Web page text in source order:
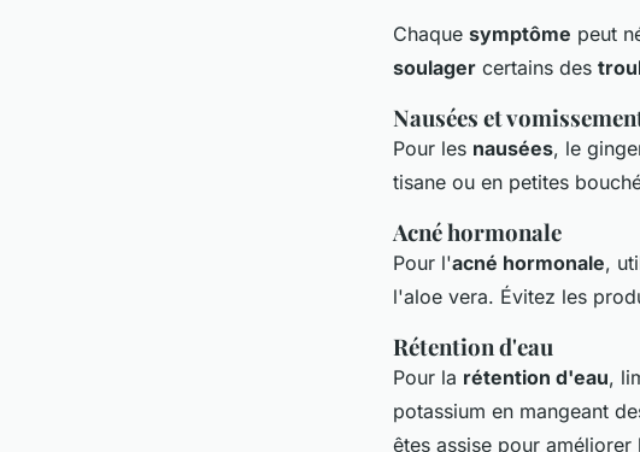
Chaque symptôme peut
soulager certains des
Nausées et
Pour les nausées, le
tisane ou en petites
Acné hormonale
Pour l'acné hormonale,
l'aloe vera. Évitez les
Rétention d'eau
Pour la rétention d'eau,
potassium en mangeant
êtes assise pour améliorer